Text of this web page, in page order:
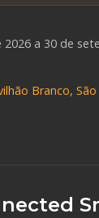
2026 a 30 de
Branco, São